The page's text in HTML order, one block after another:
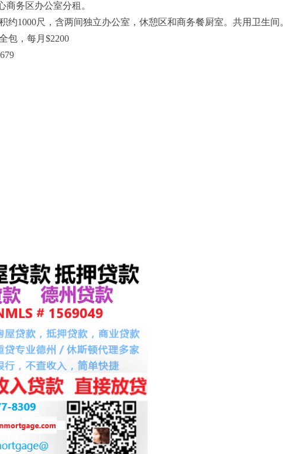
商务区办公室分租。
约1000尺，含两间独立办公室，休憩区和商务餐厨室。共用卫生间。
包，每月$2200